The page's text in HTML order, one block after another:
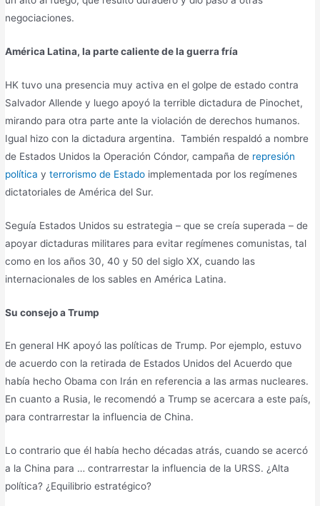
negociaciones.
América Latina, la parte caliente de la guerra fría
HK tuvo una presencia muy activa en el golpe de estado contra
Salvador Allende y luego apoyó la terrible dictadura de Pinochet,
mirando para otra parte ante la violación de derechos humanos.
Igual hizo con la dictadura argentina. También respaldó a nombre
de Estados Unidos la Operación Cóndor, campaña de represión
política yterrorismo de Estado implementada por los regímenes
dictatoriales de América del Sur.
Seguía Estados Unidos su estrategia – que se creía superada – de
apoyar dictaduras militares para evitar regímenes comunistas, tal
como en los años 30, 40 y 50 del siglo XX, cuando las
internacionales de los sables en América Latina.
Su consejo a Trump
En general HK apoyó las políticas de Trump. Por ejemplo, estuvo
de acuerdo con la retirada de Estados Unidos del Acuerdo que
había hecho Obama con Irán en referencia a las armas nucleares.
En cuanto a Rusia, le recomendó a Trump se acercara a este país,
para contrarrestar la influencia de China.
Lo contrario que él había hecho décadas atrás, cuando se acercó
a la China para … contrarrestar la influencia de la URSS. ¿Alta
política? ¿Equilibrio estratégico?